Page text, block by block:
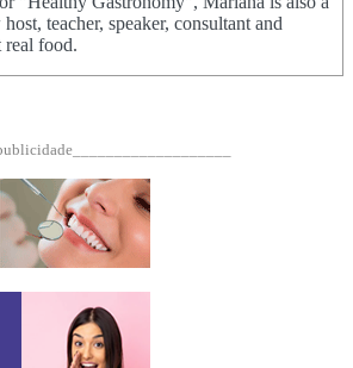
teacher, speaker, consultant and
real food.